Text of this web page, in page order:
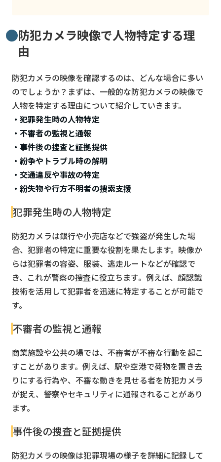
リセット
検索する
防犯カメラ映像で人物特定する理
由
防犯カメラの映像を確認するのは、どんな場合に多い
のでしょうか？まずは、一般的な防犯カメラの映像で
人物を特定する理由について紹介していきます。
・犯罪発生時の人物特定
・不審者の監視と通報
・事件後の捜査と証拠提供
・紛争やトラブル時の解明
・交通違反や事故の特定
・紛失物や行方不明者の捜索支援
犯罪発生時の人物特定
防犯カメラは銀行や小売店などで強盗が発生した場
合、犯罪者の特定に重要な役割を果たします。映像か
らは犯罪者の容姿、服装、逃走ルートなどが確認で
き、これが警察の捜査に役立ちます。例えば、顔認識
技術を活用して犯罪者を迅速に特定することが可能で
す。
不審者の監視と通報
商業施設や公共の場では、不審者が不審な行動を起こ
すことがあります。例えば、駅や空港で荷物を置き去
りにする行為や、不審な動きを見せる者を防犯カメラ
が捉え、警察やセキュリティに通報されることがあり
ます。
事件後の捜査と証拠提供
防犯カメラの映像は犯罪現場の様子を詳細に記録して